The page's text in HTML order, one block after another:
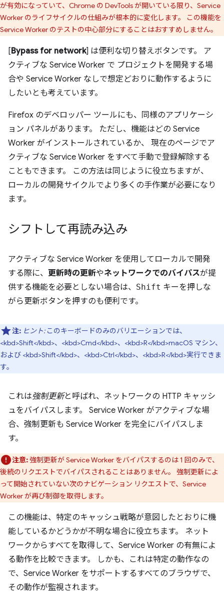
が有効になっていて、Chrome の DevTools が開いている限り、Service
Worker のライフサイクルの仕組みが根本的に変化します。 この機能を
Service Worker のテストの中心部分にすることはおすすめしません。
[Bypass for network] は便利な切り替えボタンです。 ア
クティブな Service Worker で プロジェクトを開発する場
合や Service Worker なしで想定どおりに動作するように
したいとも考えています。
Firefox のデベロッパー ツールにも、同様のアプリケーシ
ョン パネルがあります。 ただし、機能はどの Service
Worker がインストールされているか、 現在のページでア
クティブな Service Worker をすべて手動で登録解除する
こともできます。 この方法は同じように役立ちますが、
ローカルの開発サイクルでより多くの手作業が必要になり
ます。
シフトして再読み込み
アクティブな Service Worker を使用してローカルで開発
する際に、 更新時の更新やネットワークでのバイパスが提
供する機能を必要としない場合は、 Shift キーを押しな
がら更新ボタンを押すのも便利です。
注: ヒント:このキーボードのみのバリエーションでは、
<kbd>Shift</kbd>、<kbd>Cmd</kbd>、<kbd>R</kbd>macOS マシン、
および <kbd>Shift</kbd>、<kbd>Ctrl</kbd>、<kbd>R</kbd>実行できま
す。
これは強制更新と呼ばれ、ネットワークの HTTP キャッシ
ュをバイパスします。 Service Worker がアクティブな場
合、強制更新も Service Worker を完全にバイパスしま
す。
注意: 強制更新が Service Worker をバイパスするのは 1 回のみで、
後続のリクエストでバイパスされることはありません。 強制更新によ
って開始されていない次のナビゲーション リクエストで、Service
Worker が再び制御を取得します。
この機能は、特定のキャッシュ戦略が意図したとおりに機
能しているかどうかが不明な場合に役立ちます。 ネット
ワークからすべてを取得して、Service Worker の有無によ
る動作を比較できます。 しかも、これは特定の動作なの
で、Service Worker をサポートするすべてのブラウザで、
その動作が監視されます。